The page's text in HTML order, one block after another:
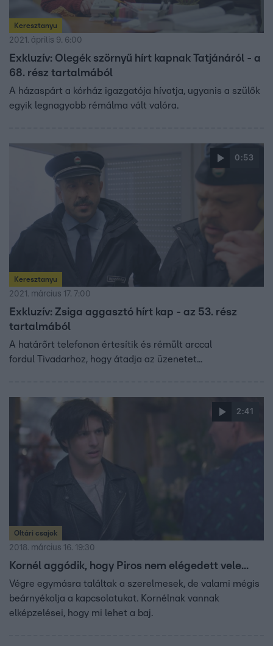
Keresztanyu
2021. április 9. 6:00
Exkluzív: Olegék szörnyű hírt kapnak Tatjánáról - a
68. rész tartalmából
A házaspárt a kórház igazgatója hívatja, ugyanis a szülők
egyik legnagyobb rémálma vált valóra.
0:53
Keresztanyu
2021. március 17. 7:00
Exkluzív: Zsiga aggasztó hírt kap - az 53. rész
tartalmából
A határőrt telefonon értesítik és rémült arccal
fordul Tivadarhoz, hogy átadja az üzenetet...
2:41
Oltári csajok
2018. március 16. 19:30
Kornél aggódik, hogy Piros nem elégedett vele...
Végre egymásra találtak a szerelmesek, de valami mégis
beárnyékolja a kapcsolatukat. Kornélnak vannak
elképzelései, hogy mi lehet a baj.